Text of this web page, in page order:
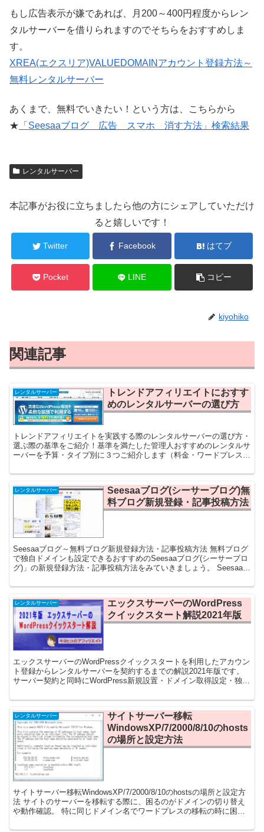
もし広告表示が嫌であれば、月200～400円程度からレン
タルサーバーを借りられますのでそちらをおすすめしま
す。
XREA(エクスリア)VALUEDOMAINアカウント登録方法～
無料レンタルサーバー
あくまで、無料でいきたい！という方は、こちらから
★ 「Seesaaブログ 広告 スマホ 消す方法」検索結果
レンタルサーバー
本記事がお役に立ちましたら他の方にシェアしていただけ
ると嬉しいです！
Twitter Facebook はてブ
Pocket LINE コピー
kiyohiko
関連記事
レンタルサーバー
トレンドアフィリエイトにおすす
めのレンタルサーバーの選び方
トレンドアフィリエイトを実践する際のレンタルサーバーの選び方・
選ぶ際の基準をご紹介！基準を満たした管理人おすすめのレンタルサ
ーバーを予算・タイプ別に３つご紹介します（料金・ワードプレス利
レンタルサーバー
Seesaaブログ(シーサーブログ)無
料ブログ新規登録・記事投稿方法
Seesaaブログ～無料ブログ新規登録方法・記事投稿方法 無料ブログ
で独自ドメインも設定できるおすすめのSeesaaブログ(シーサーブロ
グ)」の新規登録方法・記事投稿方法をみていきましょう。 Seesaaブ
レンタルサーバー
エックスサーバーのWordPress
クイックスタート解説2021年版
エックスサーバーのWordPressクイックスタートを利用したアカウン
ト登録からレンタルサーバーを契約するまでの解説2021年版です。
サーバー契約と同時にWordPress新規設置・ドメイン取得設定・独自
レンタルサーバー
サイトサーバー移転
WindowsXP/7/2000/8/10のhosts
の場所と設定方法
サイトサーバー移転WindowsXP/7/2000/8/10のhostsの場所と設定方
法 サイトのサーバーを移転する際に、困るのがドメインの切り替え
や動作確認。 特に同じドメイン名でワードプレスの移転の時に困り